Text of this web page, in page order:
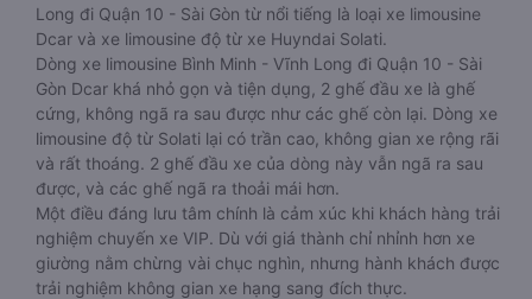
Long đi Quận 10 - Sài Gòn từ nổi tiếng là loại xe limousine
Dcar và xe limousine độ từ xe Huyndai Solati.
Dòng xe limousine Bình Minh - Vĩnh Long đi Quận 10 - Sài
Gòn Dcar khá nhỏ gọn và tiện dụng, 2 ghế đầu xe là ghế
cứng, không ngã ra sau được như các ghế còn lại. Dòng xe
limousine độ từ Solati lại có trần cao, không gian xe rộng rãi
và rất thoáng. 2 ghế đầu xe của dòng này vẫn ngã ra sau
được, và các ghế ngã ra thoải mái hơn.
Một điều đáng lưu tâm chính là cảm xúc khi khách hàng trải
nghiệm chuyến xe VIP. Dù với giá thành chỉ nhỉnh hơn xe
giường nằm chừng vài chục nghìn, nhưng hành khách được
trải nghiệm không gian xe hạng sang đích thực.